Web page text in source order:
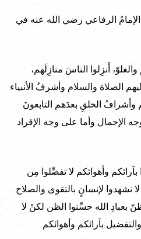
الإمامُ الرفاعي رضي الله عنه في
أَنزِلوا الناسَ منازِلَهم،
الصلاة والسلام وأشرفُ الأنبياء
وأشرافُ الخلقِ بعدَهم التابعونَ
الإجمال وأما على وجه الإفراد
وأهوائكم لا تفضِّلوا مِن
تشهدوا لإنسانٍ بالتقوى والصلاح
بعبادِ الله حسِّنوا الظن لكنْ لا
بآرائكم وأهوائكم